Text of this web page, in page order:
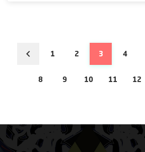
1 2 3 4
8 9 10 11 12